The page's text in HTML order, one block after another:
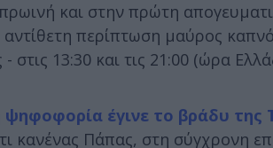
και στην πρώτη
αντίθετη περίπτωση μαύρος
στις 13:30 και τις 21:00 (ώρα
έγινε το βράδυ της
κανένας Πάπας, στη σύγχρονη